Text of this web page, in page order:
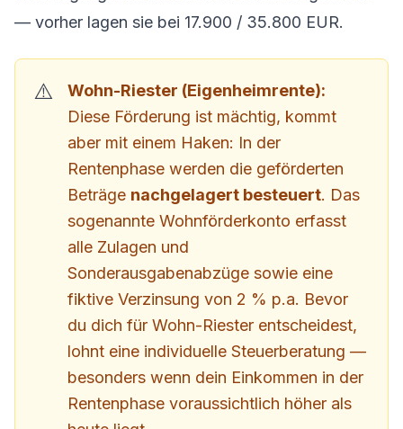
— vorher lagen sie bei 17.900 / 35.800 EUR.
Wohn-Riester (Eigenheimrente):
Diese Förderung ist mächtig, kommt
aber mit einem Haken: In der
Rentenphase werden die geförderten
Beträge nachgelagert besteuert. Das
sogenannte Wohnförderkonto erfasst
alle Zulagen und
Sonderausgabenabzüge sowie eine
fiktive Verzinsung von 2 % p.a. Bevor
du dich für Wohn-Riester entscheidest,
lohnt eine individuelle Steuerberatung —
besonders wenn dein Einkommen in der
Rentenphase voraussichtlich höher als